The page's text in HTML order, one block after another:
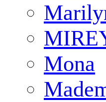
Mona